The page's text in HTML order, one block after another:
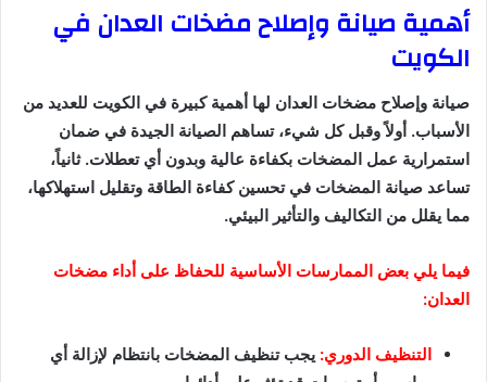
أهمية صيانة وإصلاح مضخات العدان في
الكويت
صيانة وإصلاح مضخات العدان لها أهمية كبيرة في الكويت للعديد من
الأسباب. أولاً وقبل كل شيء، تساهم الصيانة الجيدة في ضمان
استمرارية عمل المضخات بكفاءة عالية وبدون أي تعطلات. ثانياً،
تساعد صيانة المضخات في تحسين كفاءة الطاقة وتقليل استهلاكها،
مما يقلل من التكاليف والتأثير البيئي.
فيما يلي بعض الممارسات الأساسية للحفاظ على أداء مضخات
العدان:
التنظيف الدوري: يجب تنظيف المضخات بانتظام لإزالة أي